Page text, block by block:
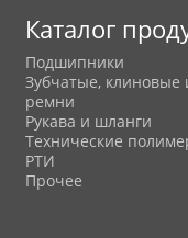
Каталог
Подшипники
Зубчатые, клиновые
ремни
Рукава и шланги
Технические
РТИ
Прочее